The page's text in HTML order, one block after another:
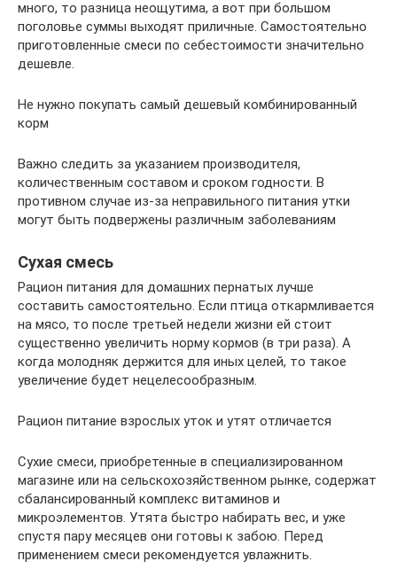
много, то разница неощутима, а вот при большом
поголовье суммы выходят приличные. Самостоятельно
приготовленные смеси по себестоимости значительно
дешевле.
Не нужно покупать самый дешевый комбинированный
корм
Важно следить за указанием производителя,
количественным составом и сроком годности. В
противном случае из-за неправильного питания утки
могут быть подвержены различным заболеваниям
Сухая смесь
Рацион питания для домашних пернатых лучше
составить самостоятельно. Если птица откармливается
на мясо, то после третьей недели жизни ей стоит
существенно увеличить норму кормов (в три раза). А
когда молодняк держится для иных целей, то такое
увеличение будет нецелесообразным.
Рацион питание взрослых уток и утят отличается
Сухие смеси, приобретенные в специализированном
магазине или на сельскохозяйственном рынке, содержат
сбалансированный комплекс витаминов и
микроэлементов. Утята быстро набирать вес, и уже
спустя пару месяцев они готовы к забою. Перед
применением смеси рекомендуется увлажнить.